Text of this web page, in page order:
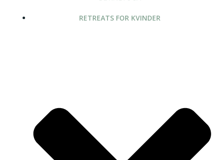
RETREATS FOR KVINDER